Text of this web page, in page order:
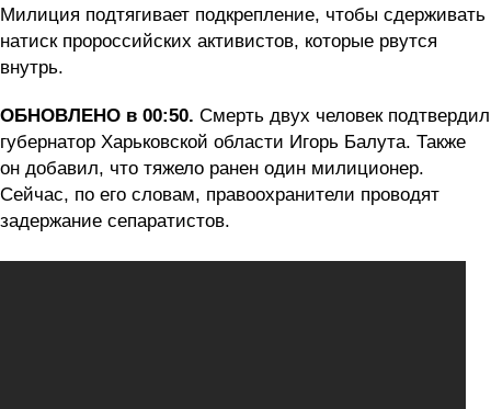
Милиция подтягивает подкрепление, чтобы сдерживать
натиск пророссийских активистов, которые рвутся
внутрь.
ОБНОВЛЕНО в 00:50. Смерть двух человек подтвердил
губернатор Харьковской области Игорь Балута. Также
он добавил, что тяжело ранен один милиционер.
Сейчас, по его словам, правоохранители проводят
задержание сепаратистов.